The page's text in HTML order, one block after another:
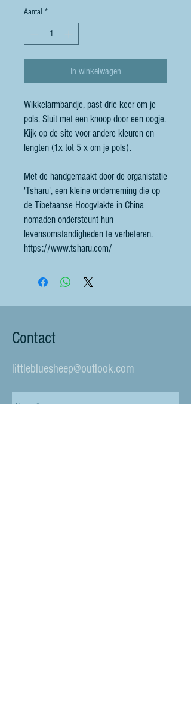
Aantal *
In winkelwagen
Wikkelarmbandje, past drie keer om je
pols. Sluit met een knoop door een oogje.
Kijk op de site voor andere kleuren en
lengten (1x tot 5 x om je pols).
Met de handgemaakt door de organistatie
'Tsharu', een kleine onderneming die op
de Tibetaanse Hoogvlakte in China
nomaden ondersteunt hun
levensomstandigheden te verbeteren.
https://www.tsharu.com/
Contact
littlebluesheep@outlook.com